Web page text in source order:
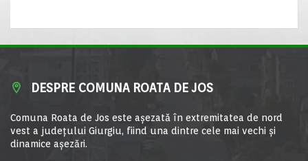
DESPRE COMUNA ROATA DE JOS
Comuna Roata de Jos este aşezată în extremitatea de nord
vest a judeţului Giurgiu, fiind una dintre cele mai vechi şi
dinamice aşezări.